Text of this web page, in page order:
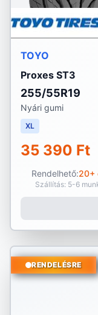
TOYO
Proxes ST3
255/55R19
Nyári gumi
XL
35 390 Ft
Rendelhető:20+
Szállítás: 5-6
RENDELÉSRE